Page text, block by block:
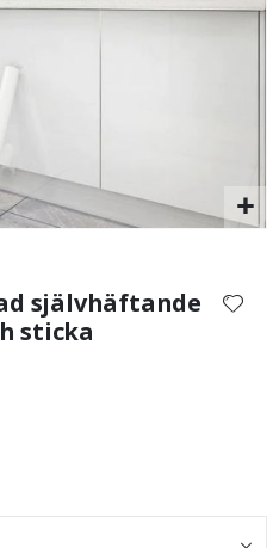
självhäftande
sticka